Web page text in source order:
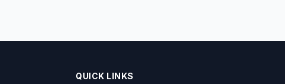
QUICK LINKS